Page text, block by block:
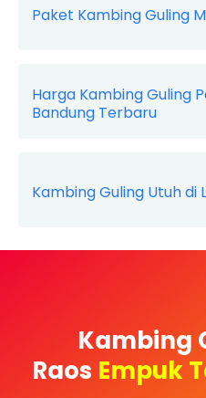
Paket Kambing Guling
Harga Kambing Guling
Bandung Terbaru
Kambing Guling Utuh di
Kambing
Raos Empuk